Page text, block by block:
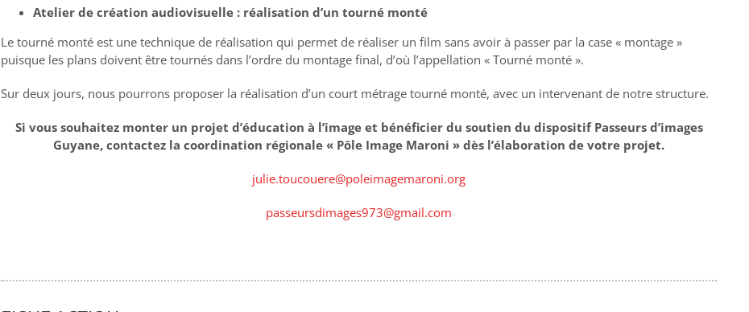
Atelier de création audiovisuelle : réalisation d’un tourné monté
Le tourné monté est une technique de réalisation qui permet de réaliser un film sans avoir à passer par la case « montage »
puisque les plans doivent être tournés dans l’ordre du montage final, d’où l’appellation « Tourné monté ».
Sur deux jours, nous pourrons proposer la réalisation d’un court métrage tourné monté, avec un intervenant de notre structure.
Si vous souhaitez monter un projet d’éducation à l’image et bénéficier du soutien du dispositif Passeurs d’images
Guyane, contactez la coordination régionale « Pôle Image Maroni » dès l’élaboration de votre projet.
julie.toucouere@poleimagemaroni.org
passeursdimages973@gmail.com